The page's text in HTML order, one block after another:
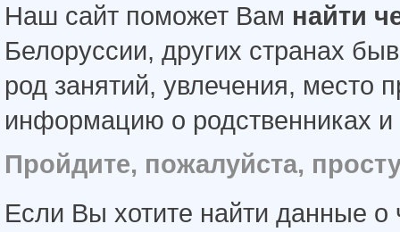
Наш сайт поможет Вам найти
Белоруссии, других странах
род занятий, увлечения, место
информацию о родственниках и
Пройдите, пожалуйста,
Если Вы хотите найти данные